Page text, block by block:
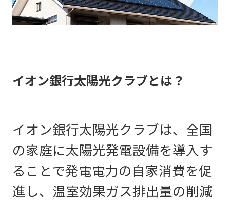
イオン銀行太陽光クラブとは？
イオン銀行太陽光クラブは、全国
の家庭に太陽光発電設備を導入す
ることで発電電力の自家消費を促
進し、温室効果ガス排出量の削減